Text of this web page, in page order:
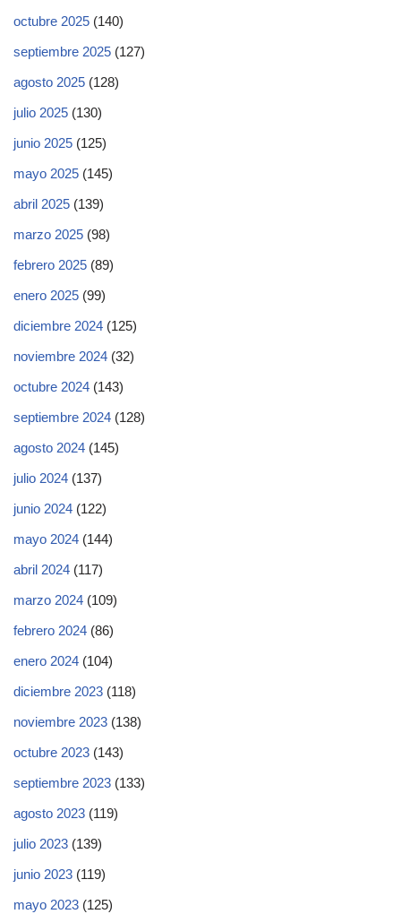
octubre 2025 (140)
septiembre 2025 (127)
agosto 2025 (128)
julio 2025 (130)
junio 2025 (125)
mayo 2025 (145)
abril 2025 (139)
marzo 2025 (98)
febrero 2025 (89)
enero 2025 (99)
diciembre 2024 (125)
noviembre 2024 (32)
octubre 2024 (143)
septiembre 2024 (128)
agosto 2024 (145)
julio 2024 (137)
junio 2024 (122)
mayo 2024 (144)
abril 2024 (117)
marzo 2024 (109)
febrero 2024 (86)
enero 2024 (104)
diciembre 2023 (118)
noviembre 2023 (138)
octubre 2023 (143)
septiembre 2023 (133)
agosto 2023 (119)
julio 2023 (139)
junio 2023 (119)
mayo 2023 (125)